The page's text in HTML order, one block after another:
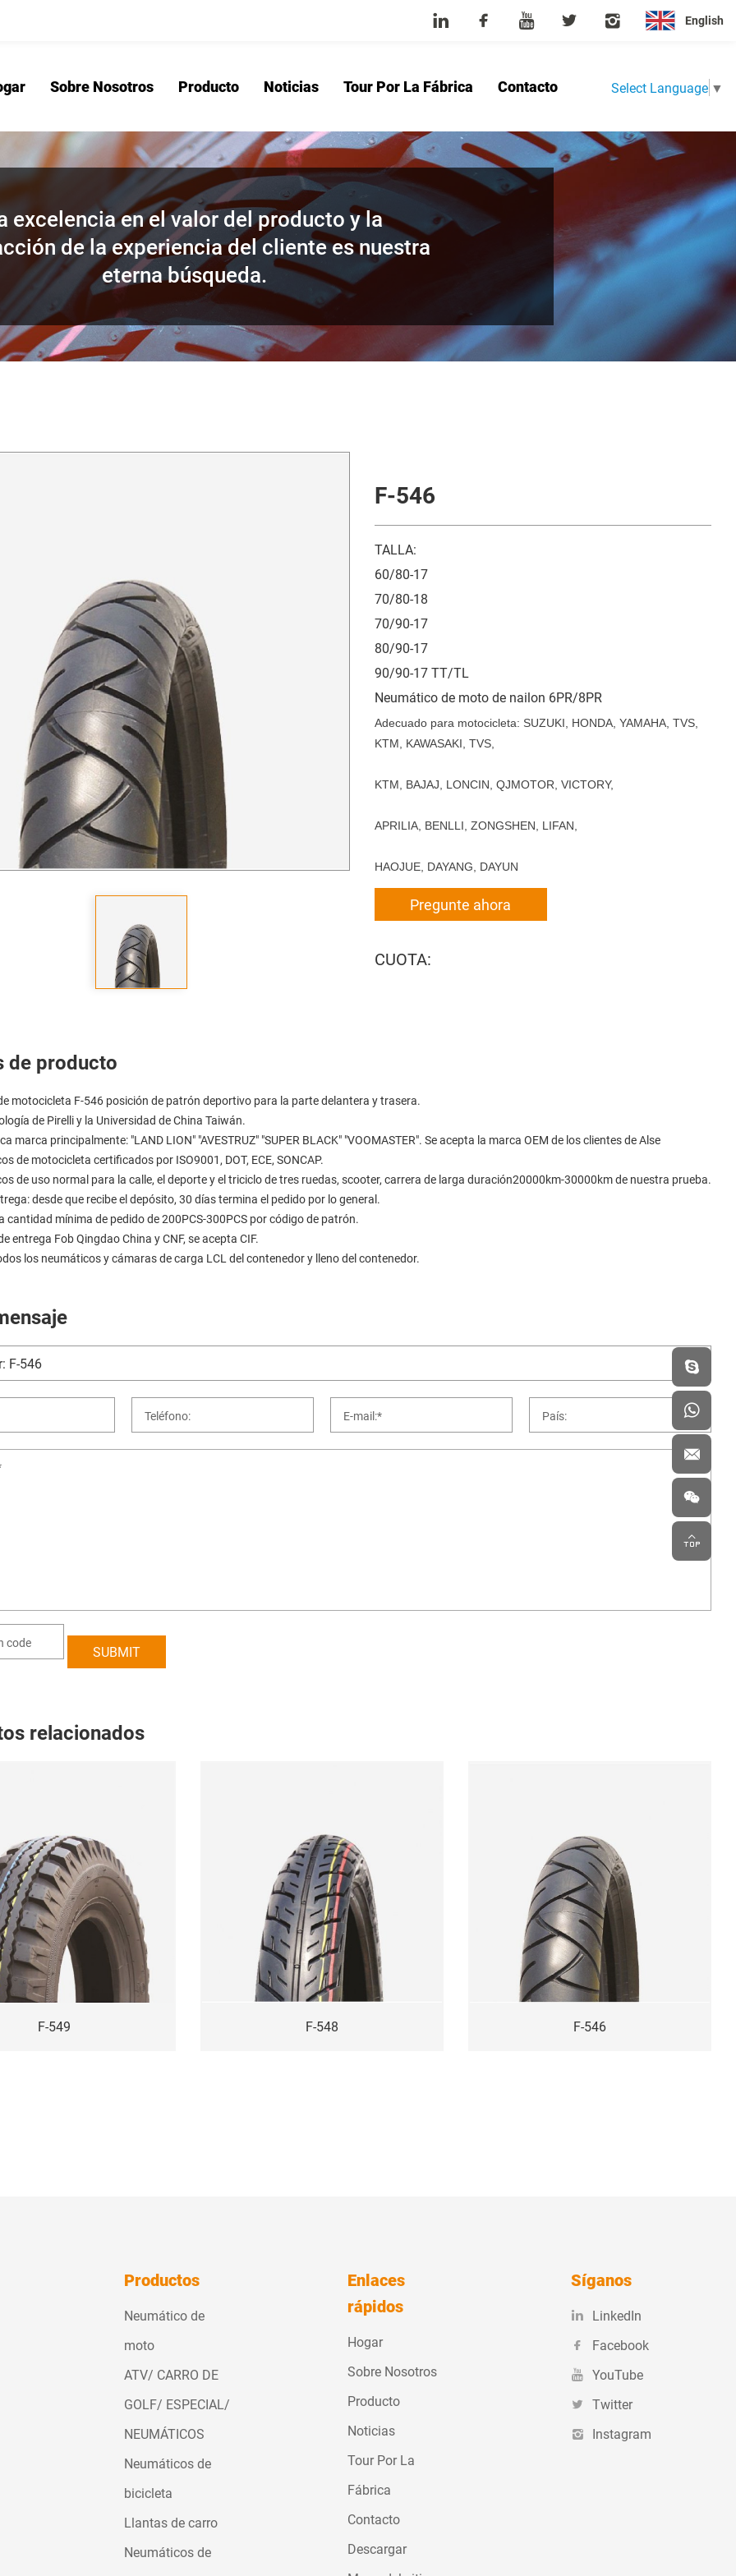
English
Sobre Nosotros Producto Noticias Tour Por La Fábrica Contacto Select Language ▼
Sobre Nosotros Producto Noticias Contacto
excelencia en el valor del producto y la
de la experiencia del cliente es nuestra
eterna búsqueda.
F-546
TALLA:
60/80-17
70/80-18
70/90-17
80/90-17
90/90-17 TT/TL
Neumático de moto de nailon 6PR/8PR
Adecuado para motocicleta: SUZUKI, HONDA, YAMAHA, TVS,
KTM, KAWASAKI, TVS,
KTM, BAJAJ, LONCIN, QJMOTOR, VICTORY,
APRILIA, BENLLI, ZONGSHEN, LIFAN,
HAOJUE, DAYANG, DAYUN
Pregunte ahora
CUOTA:
de producto
motocicleta F-546 posición de patrón deportivo para la parte delantera y trasera.
de Pirelli y la Universidad de China Taiwán.
marca principalmente: "LAND LION" "AVESTRUZ" "SUPER BLACK" "VOOMASTER". Se acepta la marca OEM de los clientes de Alse
de motocicleta certificados por ISO9001, DOT, ECE, SONCAP.
de uso normal para la calle, el deporte y el triciclo de tres ruedas, scooter, carrera de larga duración20000km-30000km de nuestra prueba.
desde que recibe el depósito, 30 días termina el pedido por lo general.
cantidad mínima de pedido de 200PCS-300PCS por código de patrón.
entrega Fob Qingdao China y CNF, se acepta CIF.
los neumáticos y cámaras de carga LCL del contenedor y lleno del contenedor.
relacionados
F-549 F-548 F-546
Productos
Neumático de
moto
ATV/ CARRO DE
GOLF/ ESPECIAL/
NEUMÁTICOS
Neumáticos de
bicicleta
Llantas de carro
Neumáticos de
Enlaces
rápidos
Hogar
Sobre Nosotros
Producto
Noticias
Tour Por La
Fábrica
Contacto
Descargar
Síganos
LinkedIn
Facebook
YouTube
Twitter
Instagram